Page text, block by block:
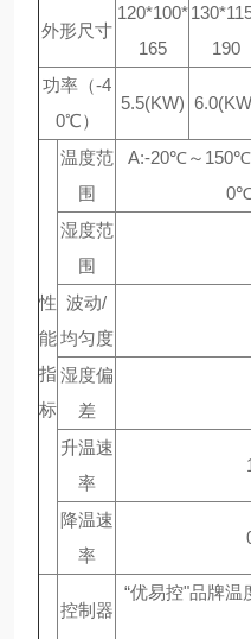
外形尺寸
120*100*
165
190
功率（-4
0℃）
5.5(KW)
性
能
指
标
温度范
围
A:-20℃～
湿度范
围
波动/
均匀度
湿度偏
差
升温速
率
降温速
率
控制器
“优易控"品牌